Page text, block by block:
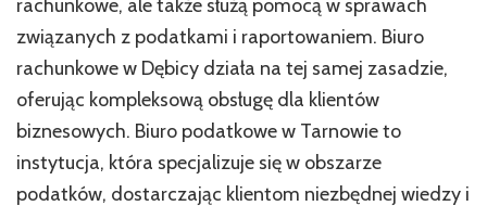
rachunkowe, ale także służą pomocą w sprawach
związanych z podatkami i raportowaniem. Biuro
rachunkowe w Dębicy działa na tej samej zasadzie,
oferując kompleksową obsługę dla klientów
biznesowych. Biuro podatkowe w Tarnowie to
instytucja, która specjalizuje się w obszarze
podatków, dostarczając klientom niezbędnej wiedzy i